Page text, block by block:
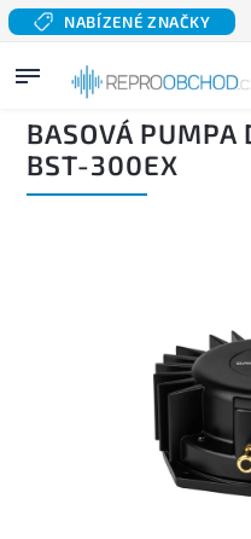
NABÍZENÉ ZNAČKY
Domů/ Domácí audio/Excitery a basové
AUDIO BST-300EX
BASOVÁ PUMPA
BST-300EX